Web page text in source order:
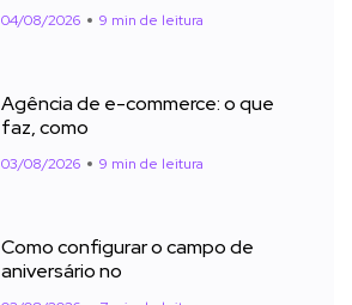
04/08/2026 9 min de leitura
Agência de e-commerce: o que
faz, como
03/08/2026 9 min de leitura
Como configurar o campo de
aniversário no